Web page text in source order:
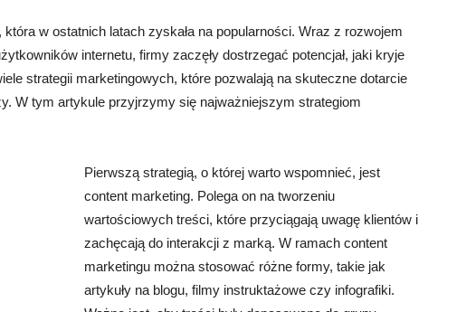
w ostatnich latach zyskała na popularności. Wraz z rozwojem
internetu, firmy zaczęły dostrzegać potencjał, jaki kryje
strategii marketingowych, które pozwalają na skuteczne dotarcie
W tym artykule przyjrzymy się najważniejszym strategiom
Pierwszą strategią, o której warto wspomnieć, jest
content marketing. Polega on na tworzeniu
wartościowych treści, które przyciągają uwagę klientów i
zachęcają do interakcji z marką. W ramach content
marketingu można stosować różne formy, takie jak
artykuły na blogu, filmy instruktażowe czy infografiki.